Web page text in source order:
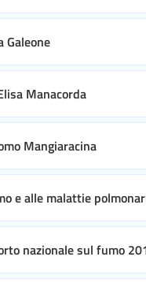
Manacorda
Mangiaracina
e alle malattie
nazionale sul fumo